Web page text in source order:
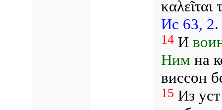
Ис 63, 2.
14И
Ним на
виссон
15 Из